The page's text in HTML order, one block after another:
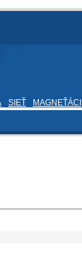
SIEŤ MAGNEŤÁCI